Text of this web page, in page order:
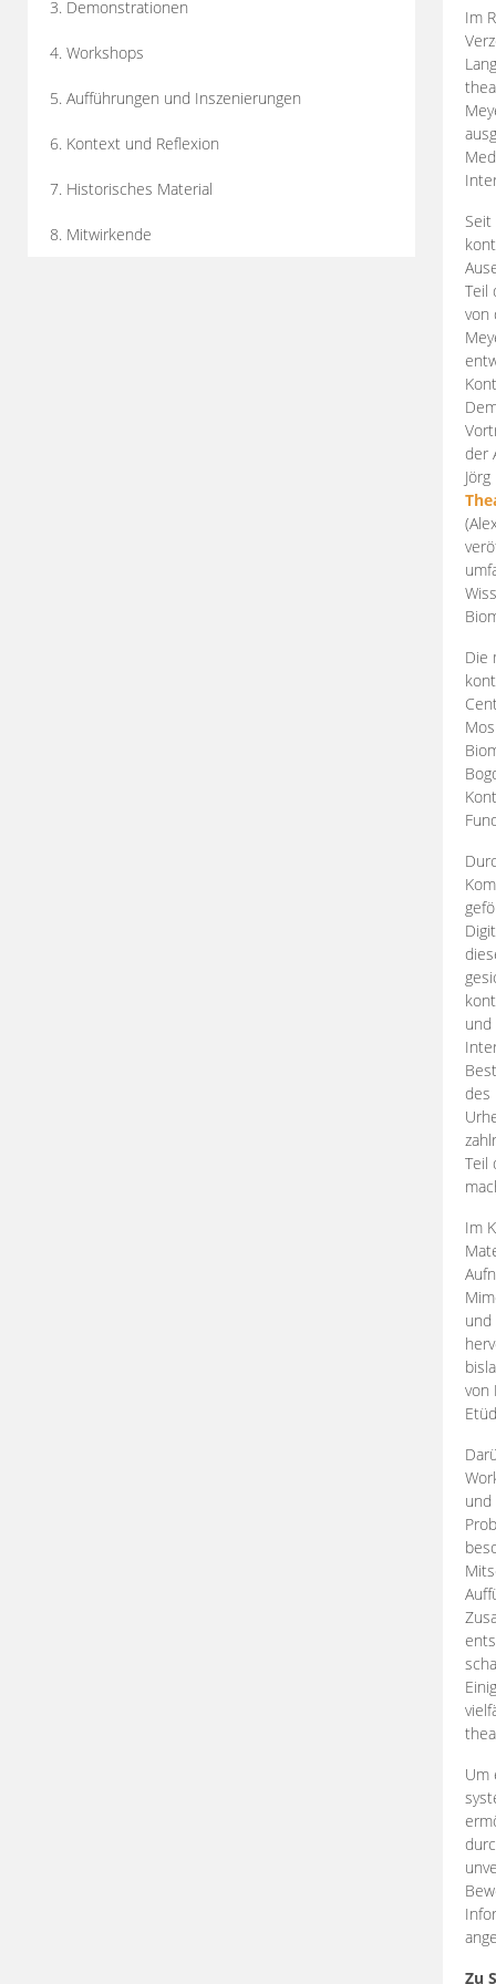
3. Demonstrationen
4. Workshops
5. Aufführungen und Inszenierungen
6. Kontext und Reflexion
7. Historisches Material
8. Mitwirkende
Im
Teil
von
der
Die
des
Teil
Im
und
von
und
Um
Zu